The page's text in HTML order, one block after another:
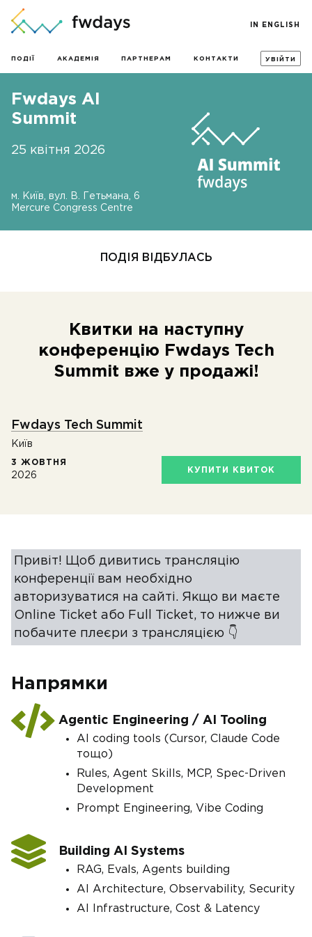
ПОДІЇ АКАДЕМІЯ ПАРТНЕРАМ КОНТАКТИ УВІЙТИ
IN ENGLISH
Fwdays AI
Summit
25 квітня 2026
м. Київ, вул. В. Гетьмана, 6
Mercure Congress Centre
ПОДІЯ ВІДБУЛАСЬ
Квитки на наступну
конференцію Fwdays Tech
Summit вже у продажі!
Fwdays Tech Summit
Київ
3 ЖОВТНЯ
2026
КУПИТИ КВИТОК
Привіт! Щоб дивитись трансляцію
конференції вам необхідно
авторизуватися на сайті. Якщо ви маєте
Online Ticket або Full Ticket, то нижче ви
побачите плеєри з трансляцією 👇
Напрямки
Agentic Engineering / AI Tooling
AI coding tools (Cursor, Claude Code
тощо)
Rules, Agent Skills, MCP, Spec-Driven
Development
Prompt Engineering, Vibe Coding
Building AI Systems
RAG, Evals, Agents building
AI Architecture, Observability, Security
AI Infrastructure, Cost & Latency